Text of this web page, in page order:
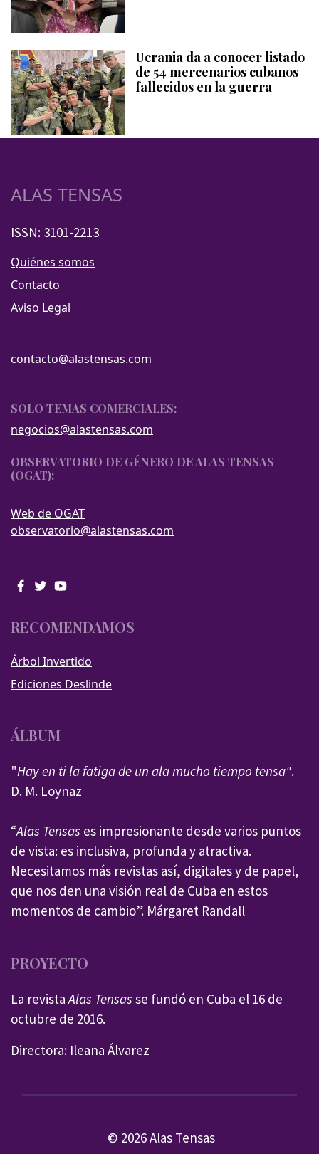
Ucrania da a conocer listado
de 54 mercenarios cubanos
fallecidos en la guerra
ALAS TENSAS
ISSN: 3101-2213
Quiénes somos
Contacto
Aviso Legal
contacto@alastensas.com
SOLO TEMAS COMERCIALES:
negocios@alastensas.com
OBSERVATORIO DE GÉNERO DE ALAS TENSAS
(OGAT):
Web de OGAT
observatorio@alastensas.com
RECOMENDAMOS
Árbol Invertido
Ediciones Deslinde
ÁLBUM
"Hay en ti la fatiga de un ala mucho tiempo tensa".
D. M. Loynaz
“Alas Tensas es impresionante desde varios puntos
de vista: es inclusiva, profunda y atractiva.
Necesitamos más revistas así, digitales y de papel,
que nos den una visión real de Cuba en estos
momentos de cambio”. Márgaret Randall
PROYECTO
La revistaAlas Tensas se fundó en Cuba el 16 de
octubre de 2016.
Directora: Ileana Álvarez
© 2026 Alas Tensas